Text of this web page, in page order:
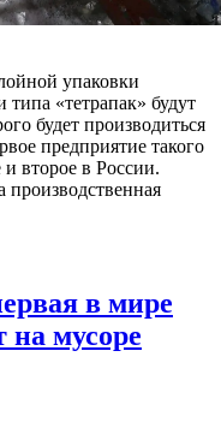
упаковки
«тетрапак» будут
будет производиться
предприятие такого
второе в России.
в мире
на мусоре